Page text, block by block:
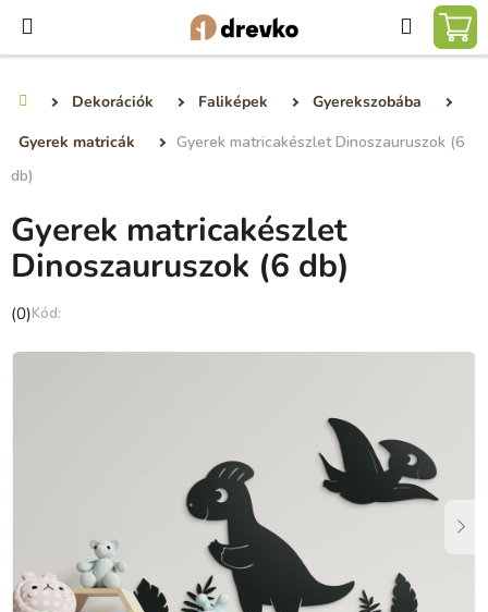
fő
Dekorációk Faliképek
Gyerekszobába
Gyerek matricák
Gyerek matricakészlet Dinoszauruszok (6
db)
Gyerek matricakészlet
Dinoszauruszok (6 db)
A
átlagos
(0)